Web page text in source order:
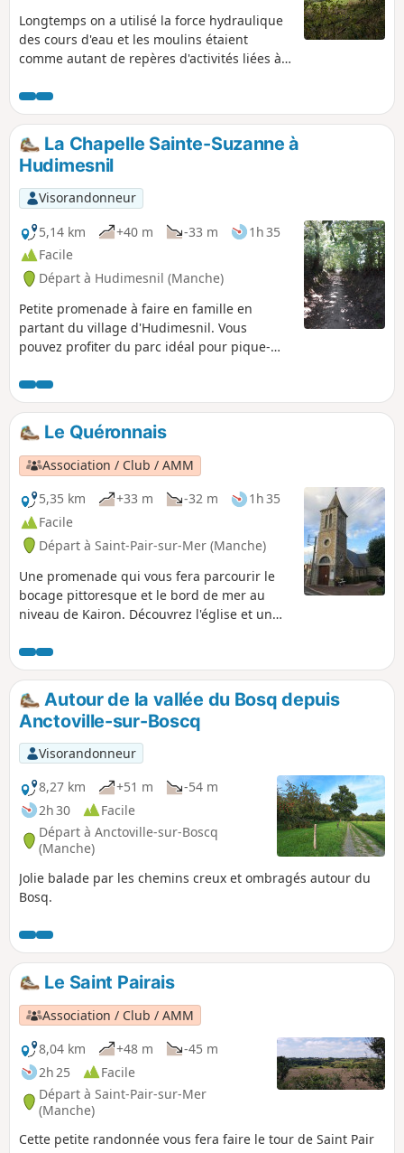
Longtemps on a utilisé la force hydraulique
des cours d'eau et les moulins étaient
comme autant de repères d'activités liées à
cours de la Sienne, fleuve côtier réputé pour
accueillir les grands migrateurs (saumon
atlantique, lamproie marine et anguille), le
seuil du Moulin de Ver a été effacé en 2010
pour faciliter leur passage.
La Chapelle Sainte-Suzanne à
Hudimesnil
Visorandonneur
5,14 km
+40 m -33 m
1h 35
Facile
Départ à Hudimesnil (Manche)
Petite promenade à faire en famille en
partant du village d'Hudimesnil. Vous
pouvez profiter du parc idéal pour pique-
enfants.
Le Quéronnais
Association / Club / AMM
5,35 km
+33 m -32 m
1h 35
Facile
Départ à Saint-Pair-sur-Mer (Manche)
Une promenade qui vous fera parcourir le
bocage pittoresque et le bord de mer au
niveau de Kairon. Découvrez l'église et un
Autour de la vallée du Bosq depuis
Anctoville-sur-Boscq
Visorandonneur
8,27 km
+51 m
-54 m
2h 30
Facile
Départ à Anctoville-sur-Boscq
(Manche)
Jolie balade par les chemins creux et ombragés autour du
Bosq.
Le Saint Pairais
Association / Club / AMM
8,04 km
+48 m
-45 m
2h 25
Facile
Départ à Saint-Pair-sur-Mer
(Manche)
Cette petite randonnée vous fera faire le tour de Saint Pair